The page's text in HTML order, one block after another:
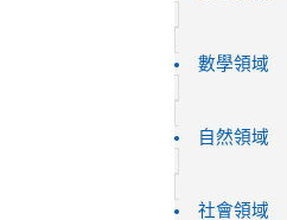
數學領域
自然領域
社會領域